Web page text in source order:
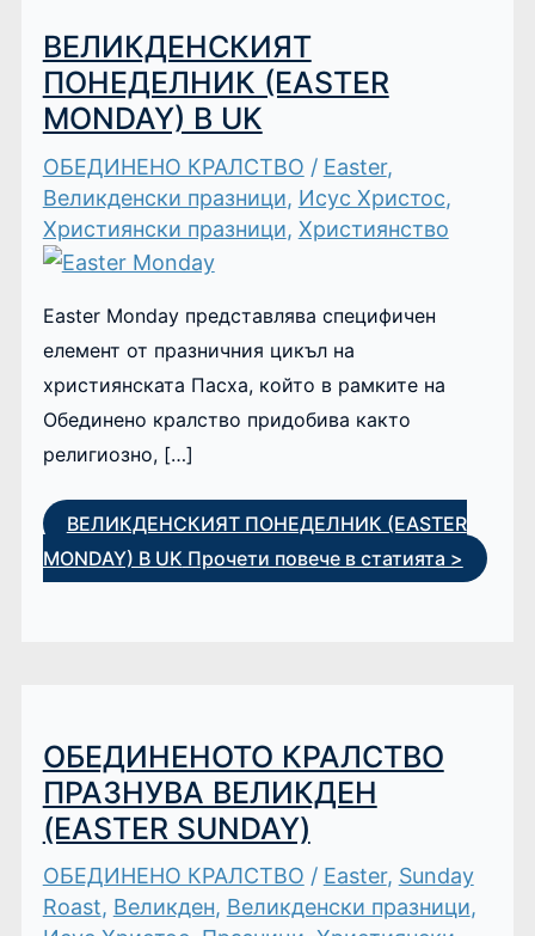
ВЕЛИКДЕНСКИЯТ
ПОНЕДЕЛНИК (EASTER
MONDAY) В UK
ОБЕДИНЕНО КРАЛСТВО / Easter,
Великденски празници, Исус Христос,
Християнски празници, Християнство
Easter Monday представлява специфичен
елемент от празничния цикъл на
християнската Пасха, който в рамките на
Обединено кралство придобива както
религиозно, […]
ВЕЛИКДЕНСКИЯТ ПОНЕДЕЛНИК (EASTER
MONDAY) В UK Прочети повече в статията >
ОБЕДИНЕНОТО КРАЛСТВО
ПРАЗНУВА ВЕЛИКДЕН
(EASTER SUNDAY)
ОБЕДИНЕНО КРАЛСТВО / Easter, Sunday
Roast, Великден, Великденски празници,